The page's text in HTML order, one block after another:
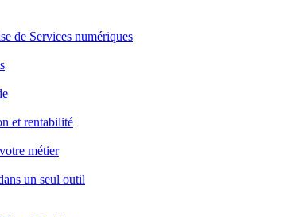
de Services numériques
et rentabilité
métier
un seul outil